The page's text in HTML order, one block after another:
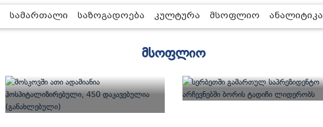
სამართალი საზოგადოება კულტურა მსოფლიო ანალიტიკა
მსოფლიო